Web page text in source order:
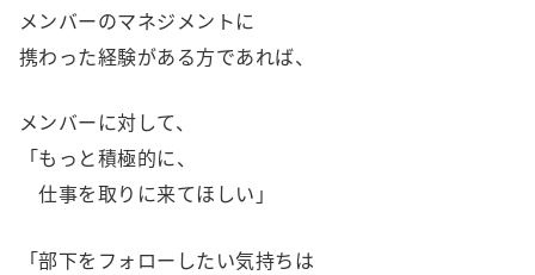
メンバーのマネジメントに
携わった経験がある方であれば、
メンバーに対して、
「もっと積極的に、
仕事を取りに来てほしい」
「部下をフォローしたい気持ちは